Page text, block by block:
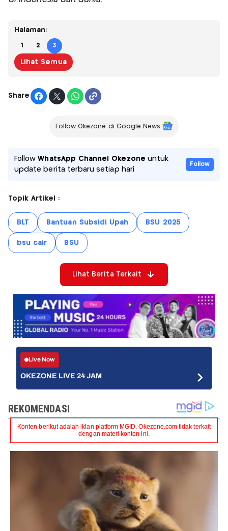
Halaman:
1 2 3
Lihat Semua
Share
Follow Okezone di Google News
FollowWhatsApp Channel Okezone untuk
update berita terbaru setiap hari
Follow
Topik Artikel :
BLT Bantuan Subsidi Upah BSU 2025
bsu cair BSU
Lihat Berita Terkait
Live Now
OKEZONE LIVE 24 JAM